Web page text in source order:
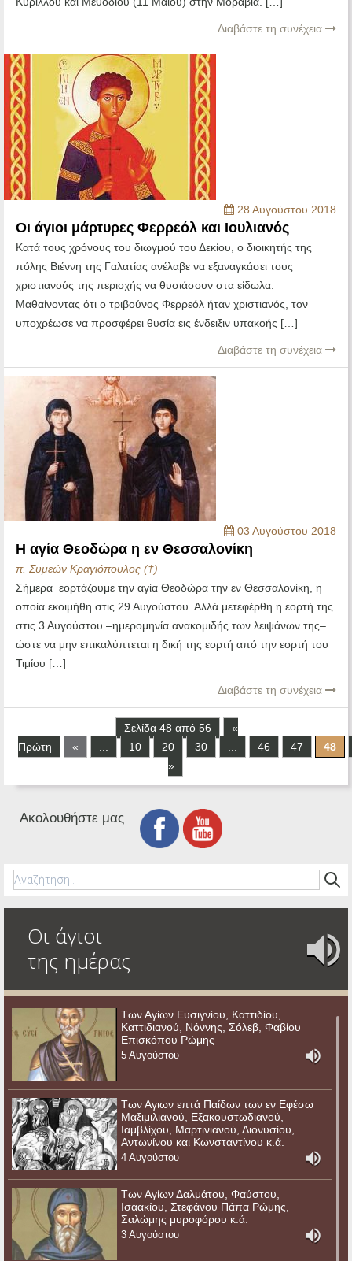
Διαβάστε τη συνέχεια
28 Αυγούστου 2018
Οι άγιοι μάρτυρες Φερρεόλ και Ιουλιανός
Κατά τους χρόνους του διωγμού του Δεκίου, ο διοικητής της
πόλης Βιέννη της Γαλατίας ανέλαβε να εξαναγκάσει τους
χριστιανούς της περιοχής να θυσιάσουν στα είδωλα.
Μαθαίνοντας ότι ο τριβούνος Φερρεόλ ήταν χριστιανός, τον
υποχρέωσε να προσφέρει θυσία εις ένδειξιν υπακοής […]
Διαβάστε τη συνέχεια
03 Αυγούστου 2018
Η αγία Θεοδώρα η εν Θεσσαλονίκη
π. Συμεών Κραγιόπουλος (†)
Σήμερα εορτάζουμε την αγία Θεοδώρα την εν Θεσσαλονίκη, η
οποία εκοιμήθη στις 29 Αυγούστου. Αλλά μετεφέρθη η εορτή της
στις 3 Αυγούστου –ημερομηνία ανακομιδής των λειψάνων της–
ώστε να μην επικαλύπτεται η δική της εορτή από την εορτή του
Τιμίου […]
Διαβάστε τη συνέχεια
Σελίδα 48 από 56
«
Πρώτη
« 10 20 30 46 47
48
»
Ακολουθήστε μας
Οι άγιοι
της ημέρας
Των Αγίων Ευσιγνίου, Καττιδίου,
Καττιδιανού, Νόννης, Σόλεβ, Φαβίου
Επισκόπου Ρώμης
5 Αυγούστου
Των Αγιων επτά Παίδων των εν Εφέσω
Μαξιμιλιανού, Εξακουστωδιανού,
Ιαμβλίχου, Μαρτινιανού, Διονυσίου,
Αντωνίνου και Κωνσταντίνου κ.ά.
4 Αυγούστου
Των Αγίων Δαλμάτου, Φαύστου,
Ισαακίου, Στεφάνου Πάπα Ρώμης,
Σαλώμης μυροφόρου κ.ά.
3 Αυγούστου